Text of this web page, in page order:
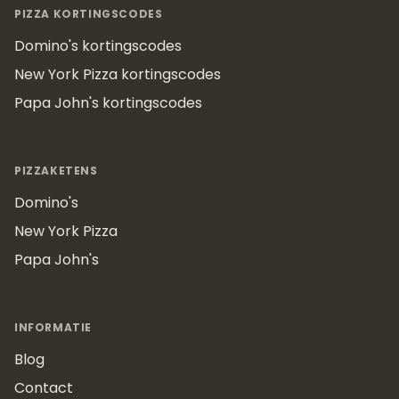
PIZZA KORTINGSCODES
Domino's kortingscodes
New York Pizza kortingscodes
Papa John's kortingscodes
PIZZAKETENS
Domino's
New York Pizza
Papa John's
INFORMATIE
Blog
Contact